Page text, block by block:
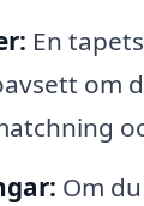
En
om
Om